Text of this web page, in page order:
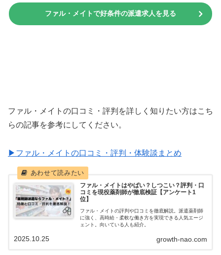
ファル・メイトで好条件の派遣求人を見る
ファル・メイトの口コミ・評判を詳しく知りたい方はこち
らの記事を参考にしてください。
▶ファル・メイトの口コミ・評判・体験談まとめ
ファル・メイトはやばい？しつこい？評判・口
コミを現役薬剤師が徹底検証【アンケート1
位】
ファル・メイトの評判や口コミを徹底解説。派遣薬剤師
に強く、高時給・柔軟な働き方を実現できる人気エージ
ェント。向いている人も紹介。
growth-nao.com
2025.10.25